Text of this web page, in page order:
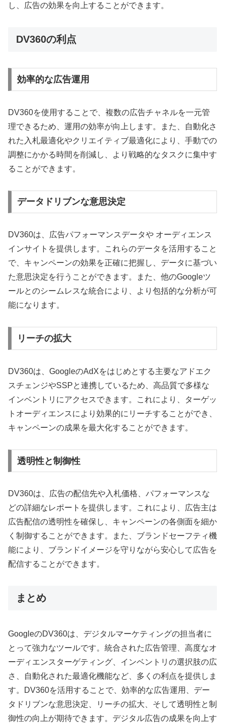
し、広告の効果を向上することができます。
DV360の利点
効率的な広告運用
DV360を使用することで、複数の広告チャネルを一元管
理できるため、運用の効率が向上します。また、自動化さ
れた入札最適化やクリエイティブ最適化により、手動での
調整にかかる時間を削減し、より戦略的なタスクに集中す
ることができます。
データドリブンな意思決定
DV360は、広告パフォーマンスデータや オーディエンス
インサイトを提供します。これらのデータを活用すること
で、キャンペーンの効果を正確に把握し、データに基づい
た意思決定を行うことができます。また、他のGoogleツ
ールとのシームレスな統合により、より包括的な分析が可
能になります。
リーチの拡大
DV360は、GoogleのAdXをはじめとする主要なアドエク
スチェンジやSSPと連携しているため、高品質で多様な
インベントリにアクセスできます。これにより、ターゲッ
トオーディエンスにより効果的にリーチすることができ、
キャンペーンの成果を最大化することができます。
透明性と制御性
DV360は、広告の配信先や入札価格、パフォーマンスな
どの詳細なレポートを提供します。これにより、広告主は
広告配信の透明性を確保し、キャンペーンの各側面を細か
く制御することができます。また、ブランドセーフティ機
能により、ブランドイメージを守りながら安心して広告を
配信することができます。
まとめ
GoogleのDV360は、デジタルマーケティングの担当者に
とって強力なツールです。統合された広告管理、高度なオ
ーディエンスターゲティング、インベントリの選択肢の広
さ、自動化された最適化機能など、多くの利点を提供しま
す。DV360を活用することで、効率的な広告運用、デー
タドリブンな意思決定、リーチの拡大、そして透明性と制
御性の向上が期待できます。デジタル広告の成果を向上す